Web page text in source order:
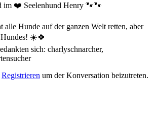
im ❤️ Seelenhund Henry 🐾🐾
alle Hunde auf der ganzen Welt retten, aber
Hundes! ☀️🍀
sich: charlyschnarcher,
Registrieren um der Konversation beizutreten.